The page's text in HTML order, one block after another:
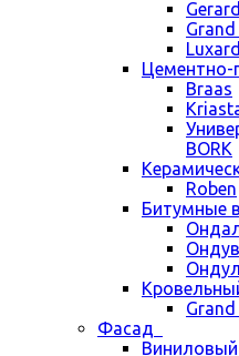
Gerard
Цементно-
Braas
BORK
Roben
Битумные
Фасад